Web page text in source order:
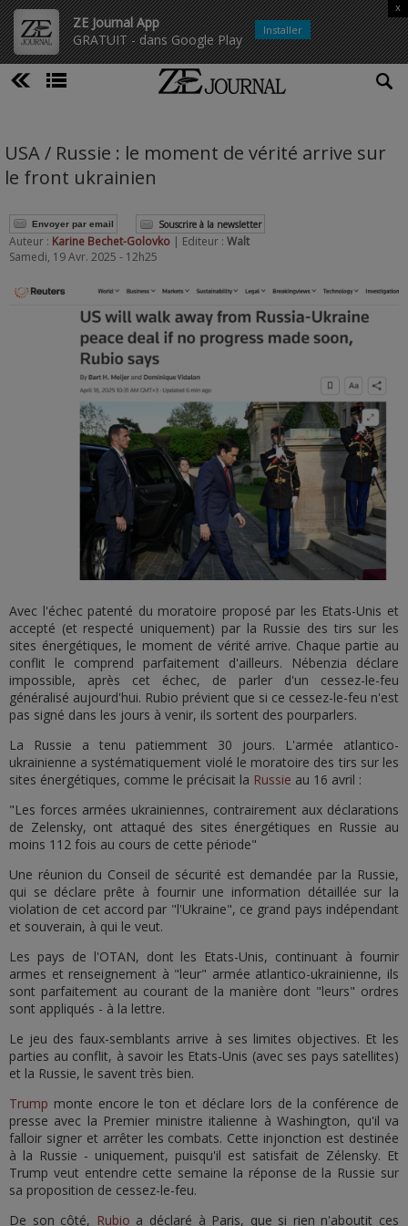
ZE Journal App
GRATUIT - dans Google Play
x
Installer
USA / Russie : le moment de vérité arrive sur
le front ukrainien
Envoyer par email Souscrire à la newsletter
Auteur : Karine Bechet-Golovko | Editeur : Walt
Samedi, 19 Avr. 2025 - 12h25
Avec l'échec patenté du moratoire proposé par les Etats-Unis et
accepté (et respecté uniquement) par la Russie des tirs sur les
sites énergétiques, le moment de vérité arrive. Chaque partie au
conflit le comprend parfaitement d'ailleurs. Nébenzia déclare
impossible, après cet échec, de parler d'un cessez-le-feu
généralisé aujourd'hui. Rubio prévient que si ce cessez-le-feu n'est
pas signé dans les jours à venir, ils sortent des pourparlers.
La Russie a tenu patiemment 30 jours. L'armée atlantico-
ukrainienne a systématiquement violé le moratoire des tirs sur les
sites énergétiques, comme le précisait la Russie au 16 avril :
"Les forces armées ukrainiennes, contrairement aux déclarations
de Zelensky, ont attaqué des sites énergétiques en Russie au
moins 112 fois au cours de cette période"
Une réunion du Conseil de sécurité est demandée par la Russie,
qui se déclare prête à fournir une information détaillée sur la
violation de cet accord par "l'Ukraine", ce grand pays indépendant
et souverain, à qui le veut.
Les pays de l'OTAN, dont les Etats-Unis, continuant à fournir
armes et renseignement à "leur" armée atlantico-ukrainienne, ils
sont parfaitement au courant de la manière dont "leurs" ordres
sont appliqués - à la lettre.
Le jeu des faux-semblants arrive à ses limites objectives. Et les
parties au conflit, à savoir les Etats-Unis (avec ses pays satellites)
et la Russie, le savent très bien.
Trump monte encore le ton et déclare lors de la conférence de
presse avec la Premier ministre italienne à Washington, qu'il va
falloir signer et arrêter les combats. Cette injonction est destinée
à la Russie - uniquement, puisqu'il est satisfait de Zélensky. Et
Trump veut entendre cette semaine la réponse de la Russie sur
sa proposition de cessez-le-feu.
De son côté, Rubio a déclaré à Paris, que si rien n'aboutit ces